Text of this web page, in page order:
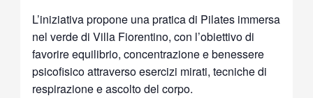
L’iniziativa propone una pratica di Pilates immersa
nel verde di Villa Fiorentino, con l’obiettivo di
favorire equilibrio, concentrazione e benessere
psicofisico attraverso esercizi mirati, tecniche di
respirazione e ascolto del corpo.